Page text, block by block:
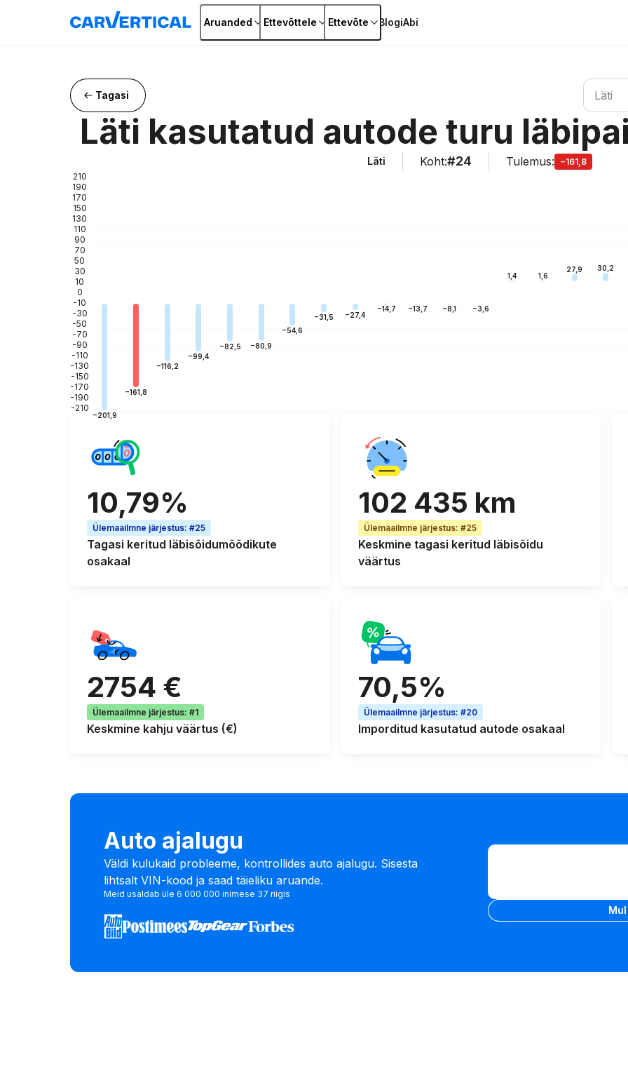
Aruanded Ettevõttele Ettevõte BlogiAbi
Tagasi
Otsi riiki
Läti
Läti kasutatud autode turu
Läti Koht:#24 Tulemus:
−161,8
210
190
170
150
130
110
90
70
50
30
10
0
-10
-30
-50
-70
-90
-110
-130
-150
-170
-190
-210
−201,9
−161,8
−116,2
−99,4
−82,5 −80,9
−54,6
−31,5 −27,4
−14,7 −13,7 −8,1 −3,6
1,4 1,6
27,9 30,2
10,79%
Ülemaailmne järjestus: #25
Tagasi keritud läbisõidumõõdikute
osakaal
102 435 km
Ülemaailmne järjestus: #25
Keskmine tagasi keritud läbisõidu
väärtus
2754 €
Ülemaailmne järjestus: #1
Keskmine kahju väärtus (€)
70,5%
Ülemaailmne järjestus: #20
Imporditud kasutatud autode osakaal
Auto ajalugu
Väldi kulukaid probleeme, kontrollides auto ajalugu. Sisesta
lihtsalt VIN-kood ja saad täieliku aruande.
Meid usaldab üle 6 000 000 inimese 37 riigis
Sisesta VIN-kood
koodSisesta VIN-kood